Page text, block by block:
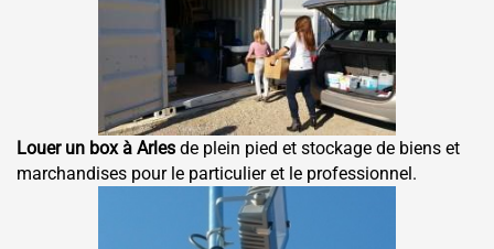
Louer un box à Arles de plein pied et stockage de biens et
marchandises pour le particulier et le professionnel.